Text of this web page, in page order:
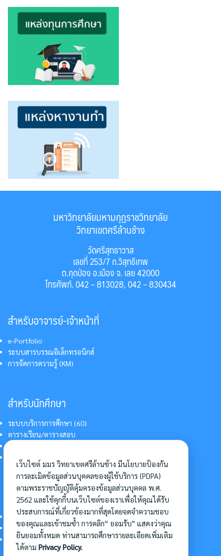
มหาวิทยาลัยมหามกุฏราชวิทยาลัย
วิทยาเขตศรีล้านช้าง
วัดศรีสุทธาวาส
เลขที่ 253/7 ถ.วิสุทธิเทพ
ต.กุดป่อง อ.เมือง จ. เลย 42000
โทรศัพท์. 042 – 813028, 042 – 830434
สำหรับอาจารย์-เจ้าหน้าที่
e-Portfolio
ระบบสารบรรณอิเล็กทรอนิกส์
การจัดการความรู้ (KM)
สำหรับนักศึกษา
ระบบบริการการศึกษา (60)
ตารางเรียน/ตารางสอบ
การแต่งกายนักศึกษา
อื่นๆ
การเข้าศึกษาต่อ
ดาวน์โหลดแบบฟอร์ม
การบริหารจัดการโครงการ
เว็บไซต์ มมร วิทยาเขตศรีล้านช้าง มีนโยบายป้องกัน
การละเมิดข้อมูลส่วนบุคคลของผู้ใช้บริการ (PDPA)
ตามพระราชบัญญัติคุ้มครองข้อมูลส่วนบุคคล พ.ศ.
2562 และใช้คุกกี้บนเว็บไซต์ของเราเพื่อให้คุณได้รับ
ประสบการณ์ที่เกี่ยวข้องมากที่สุดโดยจดจำความชอบ
ของคุณและเข้าชมซ้ำ การคลิก“ ยอมรับ” แสดงว่าคุณ
ยินยอมทั้งหมด ท่านสามารถศึกษารายละเอียดเพิ่มเติม
ได้ตาม Privacy Policy.